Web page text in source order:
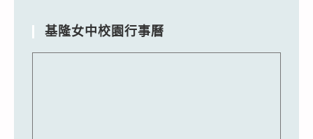
基隆女中校園行事曆